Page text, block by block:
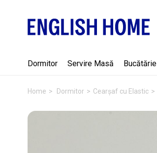
Dormitor Servire Masă Bucătărie
Home Dormitor Cearșaf cu Elastic